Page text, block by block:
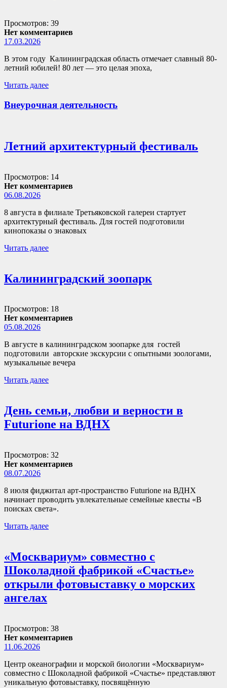
Просмотров: 39
Нет комментариев
17.03.2026
В этом году Калининградская область отмечает славный 80-
летний юбилей! 80 лет — это целая эпоха,
Читать далее
Внеурочная деятельность
Летний архитектурный фестиваль
Просмотров: 14
Нет комментариев
06.08.2026
8 августа в филиале Третьяковской галереи стартует
архитектурный фестиваль. Для гостей подготовили
кинопоказы о знаковых
Читать далее
Калининградский зоопарк
Просмотров: 18
Нет комментариев
05.08.2026
В августе в калининградском зоопарке для гостей
подготовили авторские экскурсии с опытными зоологами,
музыкальные вечера
Читать далее
День семьи, любви и верности в
Futurione на ВДНХ
Просмотров: 32
Нет комментариев
08.07.2026
8 июля фиджитал арт-пространство Futurione на ВДНХ
начинает проводить увлекательные семейные квесты «В
поисках света».
Читать далее
«Москвариум» совместно с
Шоколадной фабрикой «Счастье»
открыли фотовыставку о морских
ангелах
Просмотров: 38
Нет комментариев
11.06.2026
Центр океанографии и морской биологии «Москвариум»
совместно с Шоколадной фабрикой «Счастье» представляют
уникальную фотовыставку, посвящённую